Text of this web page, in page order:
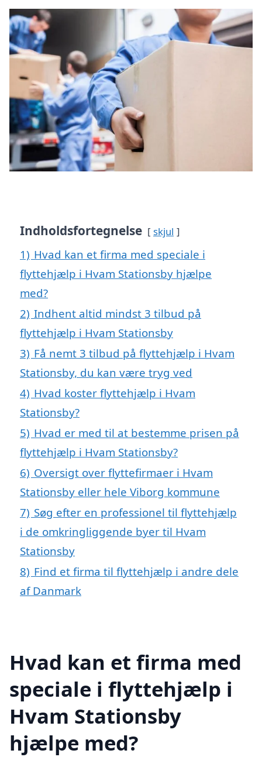
Indholdsfortegnelse skjul
1) Hvad kan et firma med speciale i
flyttehjælp i Hvam Stationsby hjælpe
med?
2) Indhent altid mindst 3 tilbud på
flyttehjælp i Hvam Stationsby
3) Få nemt 3 tilbud på flyttehjælp i Hvam
Stationsby, du kan være tryg ved
4) Hvad koster flyttehjælp i Hvam
Stationsby?
5) Hvad er med til at bestemme prisen på
flyttehjælp i Hvam Stationsby?
6) Oversigt over flyttefirmaer i Hvam
Stationsby eller hele Viborg kommune
7) Søg efter en professionel til flyttehjælp
i de omkringliggende byer til Hvam
Stationsby
8) Find et firma til flyttehjælp i andre dele
af Danmark
Hvad kan et firma med
speciale i flyttehjælp i
Hvam Stationsby
hjælpe med?